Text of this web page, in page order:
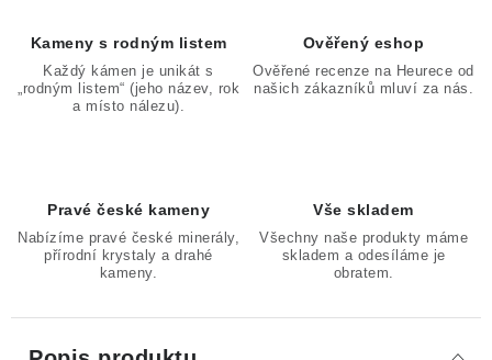
Kameny s rodným listem
Každý kámen je unikát s
„rodným listem“ (jeho název, rok
a místo nálezu).
Ověřený eshop
Ověřené recenze na Heurece od
našich zákazníků mluví za nás.
Pravé české kameny
Nabízíme pravé české minerály,
přírodní krystaly a drahé
kameny.
Vše skladem
Všechny naše produkty máme
skladem a odesíláme je
obratem.